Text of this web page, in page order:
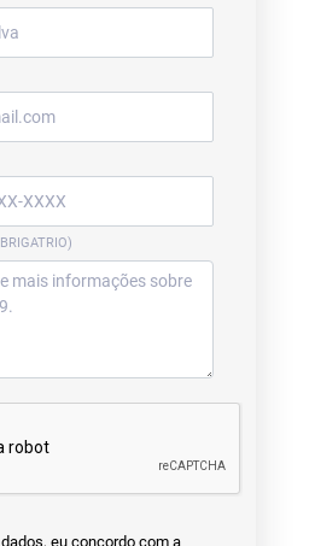
eu concordo com a